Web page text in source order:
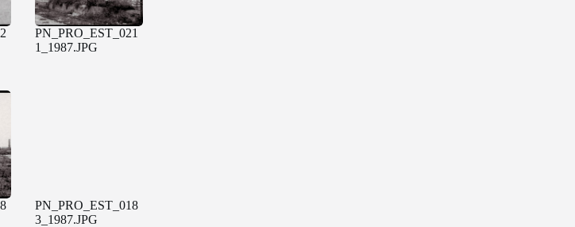
PN_PRO_EST_021
1_1987.JPG
PN_PRO_EST_018
3_1987.JPG